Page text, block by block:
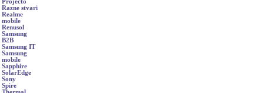
Projecto
Razne stvari
Realme
mobile
Renusol
Samsung
B2B
Samsung IT
Samsung
mobile
Sapphire
SolarEdge
Sony
Spire